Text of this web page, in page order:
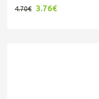
4.70€ 3.76€